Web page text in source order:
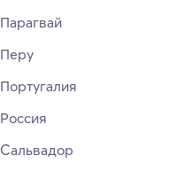
Парагвай
Перу
Португалия
Россия
Сальвадор